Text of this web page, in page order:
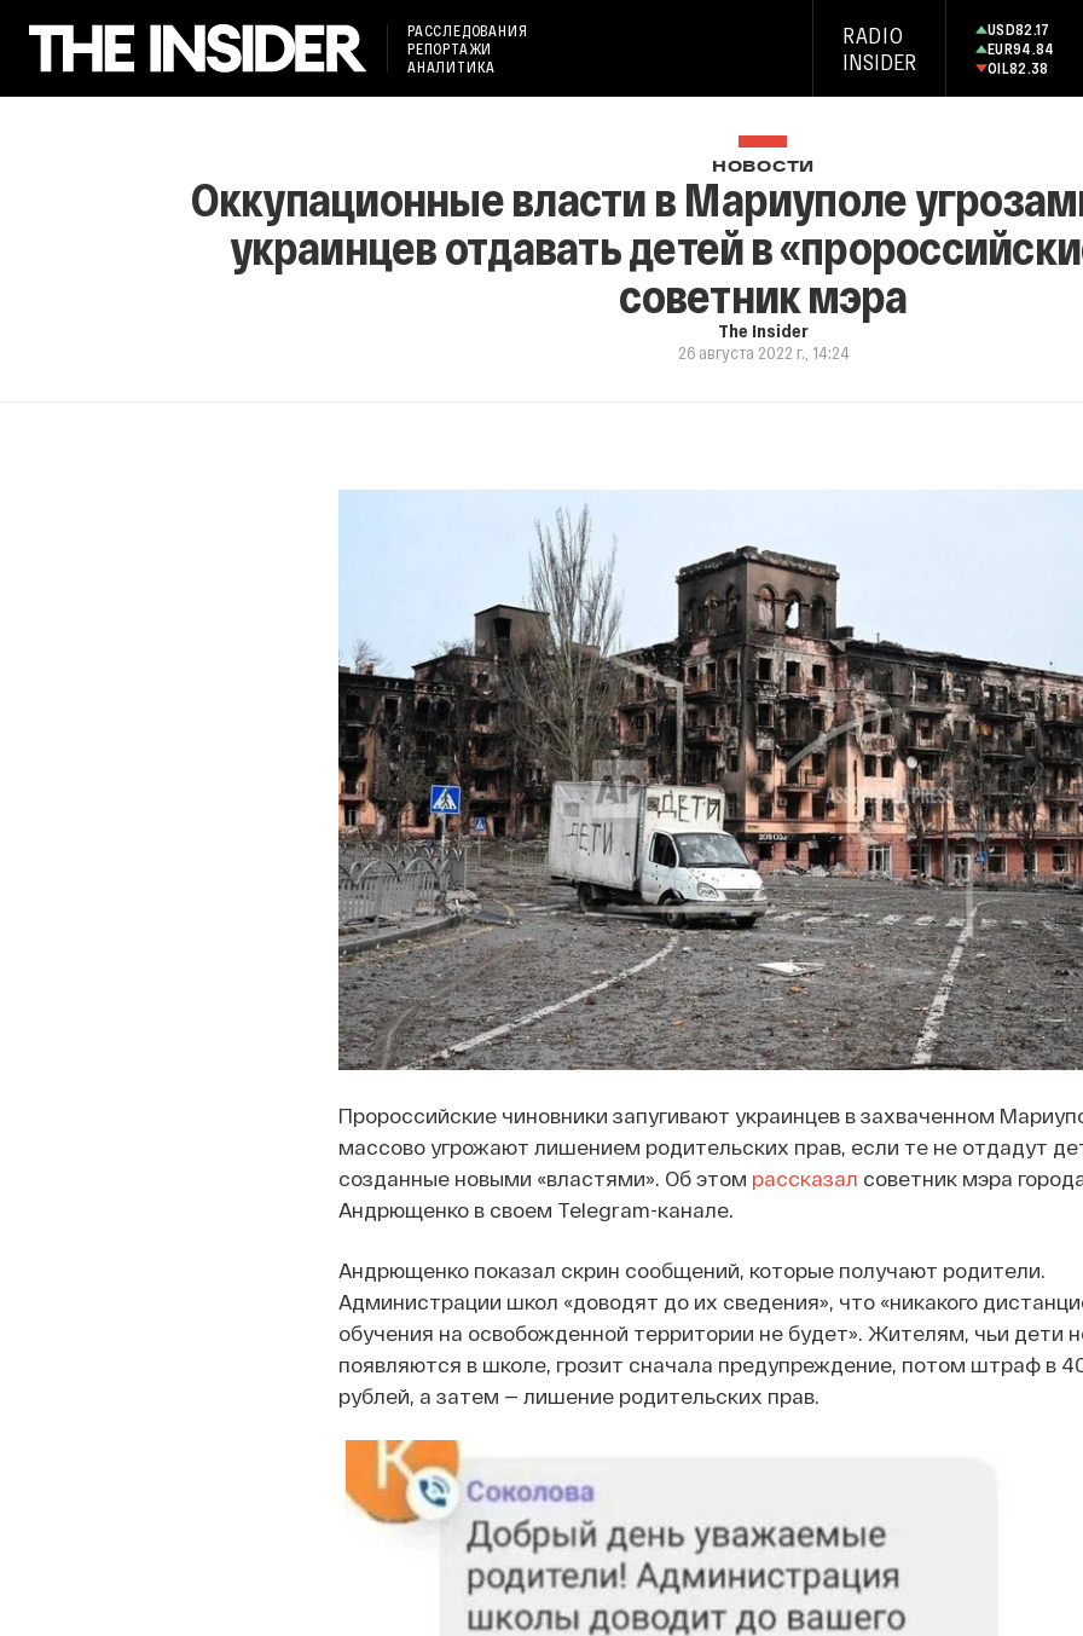
РАССЛЕДОВАНИЯ
РЕПОРТАЖИ
АНАЛИТИКА
RADIO
INSIDER
USD82.17
EUR94.84
OIL82.38
НОВОСТИ
Оккупационные власти в Мариуполе
украинцев отдавать детей в
советник мэра
The Insider
26 августа 2022 г., 14:24
Пророссийские чиновники запугивают украинцев в захваченном
массово угрожают лишением родительских прав, если те не отдадут
созданные новыми «властями». Об этом рассказал советник мэра
Андрющенко в своем Telegram-канале.
Андрющенко показал скрин сообщений, которые получают родители.
Администрации школ «доводят до их сведения», что «никакого
обучения на освобожденной территории не будет». Жителям, чьи дети
появляются в школе, грозит сначала предупреждение, потом штраф в
рублей, а затем — лишение родительских прав.